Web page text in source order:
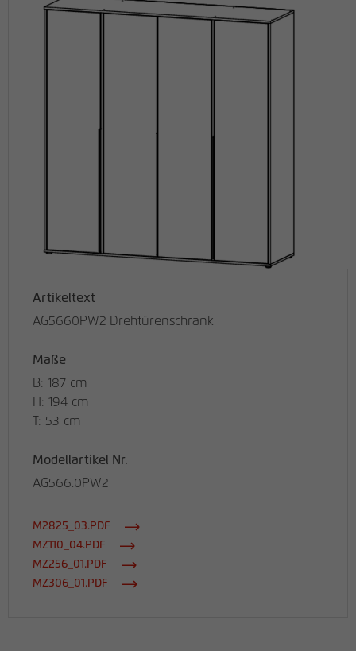
Artikeltext
AG5660PW2 Drehtürenschrank
Maße
B: 187 cm
H: 194 cm
T: 53 cm
Modellartikel Nr.
AG566.0PW2
M2825_03.PDF
MZ110_04.PDF
MZ256_01.PDF
MZ306_01.PDF